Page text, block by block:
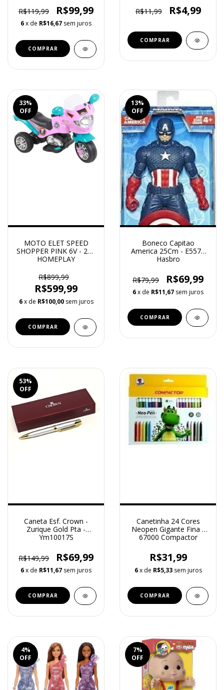
R$119,99 R$99,99
6x de R$16,67 sem juros
R$11,99 R$4,99
33%
OFF
MOTO ELET SPEED
SHOPPER PINK 6V - 247
HOMEPLAY
R$899,99
R$599,99
6 x de R$100,00 sem juros
13%
OFF
Boneco Capitao
America 25Cm - E5579
Hasbro
R$79,99 R$69,99
6x de R$11,67 sem juros
53%
OFF
Caneta Esf. Crown -
Zurique Gold Pta -
Ym10017S
R$149,99 R$69,99
6x de R$11,67 sem juros
Canetinha 24 Cores
Neopen Gigante Fina -
67000 Compactor
R$31,99
6 x de R$5,33 sem juros
4%
OFF
7%
OFF